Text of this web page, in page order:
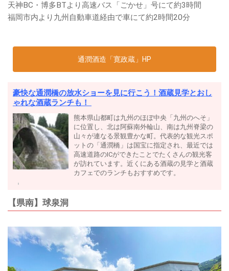
天神BC・博多BTより高速バス「ごかせ」号にて約3時間
福岡市内より九州自動車道経由で車にて約2時間20分
通潤酒造「寛政蔵」HP
豪快な通潤橋の放水ショーを見に行こう！酒蔵見学とおし
ゃれな酒蔵ランチも！
熊本県山都町は九州のほぼ中央「九州のへそ」
に位置し、北は阿蘇南外輪山、南は九州脊梁の
山々が連なる景観豊かな町。代表的な観光スポ
ットの「通潤橋」は国宝に指定され、最近では
高速道路のICができたことでたくさんの観光客
が訪れています。近くにある酒蔵の見学と酒蔵
カフェでのランチもおすすめです。
【県南】球泉洞